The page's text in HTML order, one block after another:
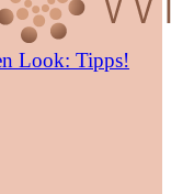
Look: Tipps!